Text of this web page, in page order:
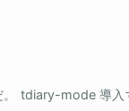
tdiary-mode 導入